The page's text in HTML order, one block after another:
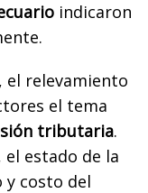
indicaron
, el relevamiento
el tema
tributaria.
estado de la
costo del